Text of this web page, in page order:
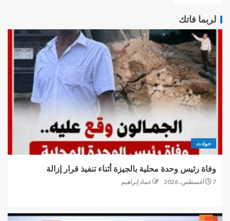
لربما فاتك
حوادث
وفاة رئيس وحدة محلية بالجيزة أثناء تنفيذ قرار إزالة
7 أغسطس، 2026 عماد إبراهيم